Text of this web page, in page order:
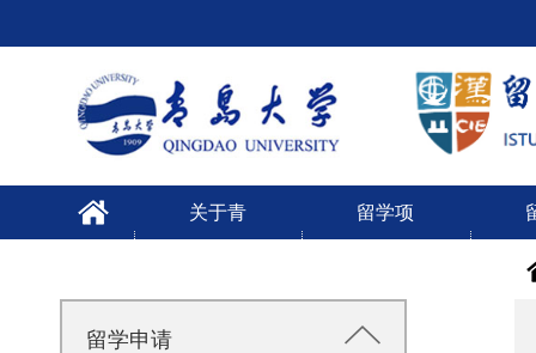
关于青 留学项
留学申请